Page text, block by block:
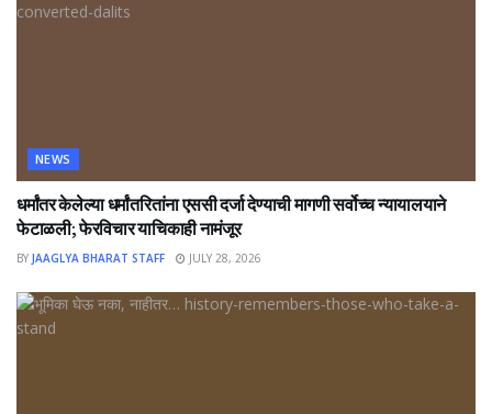
NEWS
धर्मांतर केलेल्या धर्मांतरितांना एससी दर्जा देण्याची मागणी सर्वोच्च न्यायालयाने
फेटाळली; फेरविचार याचिकाही नामंजूर
BY JAAGLYA BHARAT STAFF JULY 28, 2026